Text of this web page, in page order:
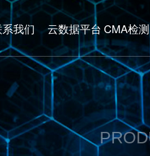
我们 云数据平台 CMA检测